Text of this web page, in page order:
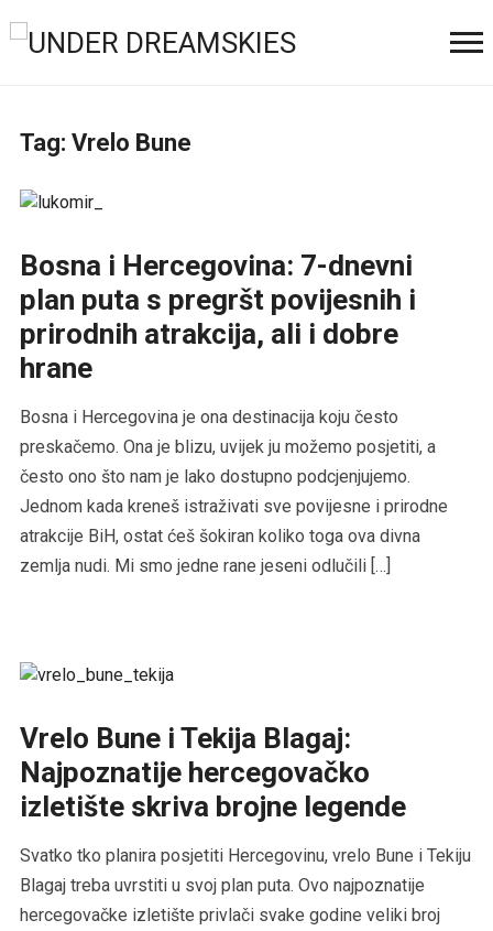
Tag: Vrelo Bune
Bosna i Hercegovina: 7-dnevni
plan puta s pregršt povijesnih i
prirodnih atrakcija, ali i dobre
hrane
Bosna i Hercegovina je ona destinacija koju često
preskačemo. Ona je blizu, uvijek ju možemo posjetiti, a
često ono što nam je lako dostupno podcjenjujemo.
Jednom kada kreneš istraživati sve povijesne i prirodne
atrakcije BiH, ostat ćeš šokiran koliko toga ova divna
zemlja nudi. Mi smo jedne rane jeseni odlučili […]
Vrelo Bune i Tekija Blagaj:
Najpoznatije hercegovačko
izletište skriva brojne legende
Svatko tko planira posjetiti Hercegovinu, vrelo Bune i Tekiju
Blagaj treba uvrstiti u svoj plan puta. Ovo najpoznatije
hercegovačke izletište privlači svake godine veliki broj